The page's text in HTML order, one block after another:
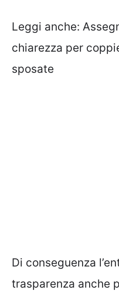
Leggi anche:
chiarezza per
sposate
Di conseguenza
trasparenza anche